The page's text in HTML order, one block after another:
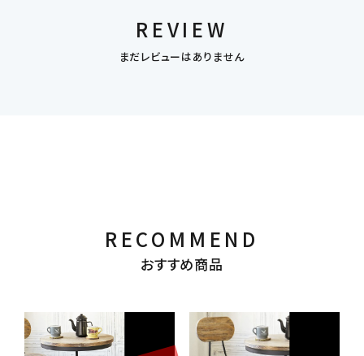
REVIEW
まだレビューはありません
RECOMMEND
おすすめ商品